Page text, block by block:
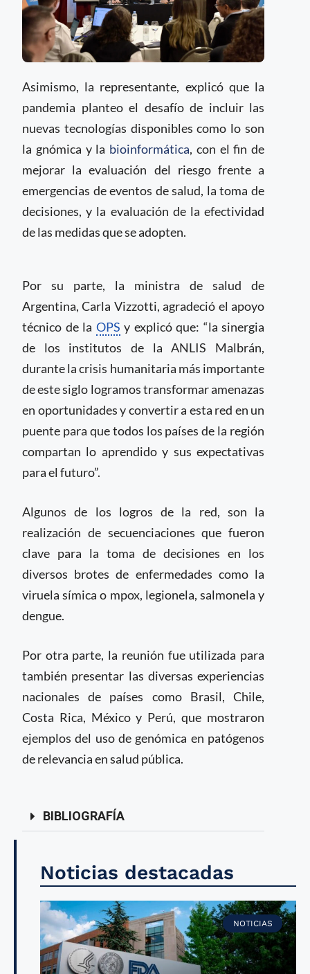
Asimismo, la representante, explicó que la
pandemia planteo el desafío de incluir las
nuevas tecnologías disponibles como lo son
la gnómica y la bioinformática, con el fin de
mejorar la evaluación del riesgo frente a
emergencias de eventos de salud, la toma de
decisiones, y la evaluación de la efectividad
de las medidas que se adopten.
Por su parte, la ministra de salud de
Argentina, Carla Vizzotti, agradeció el apoyo
técnico de la OPS y explicó que: “la sinergia
de los institutos de la ANLIS Malbrán,
durante la crisis humanitaria más importante
de este siglo logramos transformar amenazas
en oportunidades y convertir a esta red en un
puente para que todos los países de la región
compartan lo aprendido y sus expectativas
para el futuro”.
Algunos de los logros de la red, son la
realización de secuenciaciones que fueron
clave para la toma de decisiones en los
diversos brotes de enfermedades como la
viruela símica o mpox, legionela, salmonela y
dengue.
Por otra parte, la reunión fue utilizada para
también presentar las diversas experiencias
nacionales de países como Brasil, Chile,
Costa Rica, México y Perú, que mostraron
ejemplos del uso de genómica en patógenos
de relevancia en salud pública.
BIBLIOGRAFÍA
Noticias destacadas
NOTICIAS